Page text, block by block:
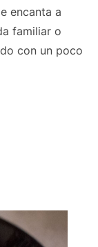
encanta a
familiar o
con un poco